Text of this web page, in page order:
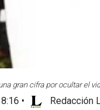
gran cifra por ocultar el
• Redacción